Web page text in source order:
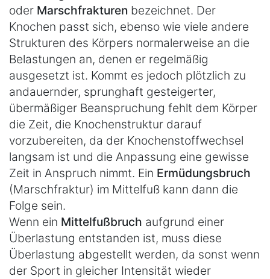
oder Marschfrakturen bezeichnet. Der
Knochen passt sich, ebenso wie viele andere
Strukturen des Körpers normalerweise an die
Belastungen an, denen er regelmäßig
ausgesetzt ist. Kommt es jedoch plötzlich zu
andauernder, sprunghaft gesteigerter,
übermäßiger Beanspruchung fehlt dem Körper
die Zeit, die Knochenstruktur darauf
vorzubereiten, da der Knochenstoffwechsel
langsam ist und die Anpassung eine gewisse
Zeit in Anspruch nimmt. Ein Ermüdungsbruch
(Marschfraktur) im Mittelfuß kann dann die
Folge sein.
Wenn ein Mittelfußbruch aufgrund einer
Überlastung entstanden ist, muss diese
Überlastung abgestellt werden, da sonst wenn
der Sport in gleicher Intensität wieder